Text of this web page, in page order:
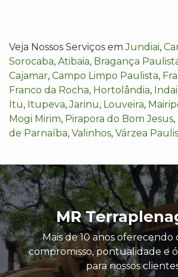
Veja Nossos Serviços emJundiai,
Sorocaba, Atibaia, Bragança
Cajamar, Campo Limpo Paulista,
Franco da Rocha, Hortolândia,
Itu, Itupeva,Jarinu, Louveira,
Mogi Mirim, Pirapora do Bom Jesus,
de Parnaíba, Valinhos, Várzea
MR
Mais de 10 anos oferecendo
compromisso, pontualidade e
para nossos